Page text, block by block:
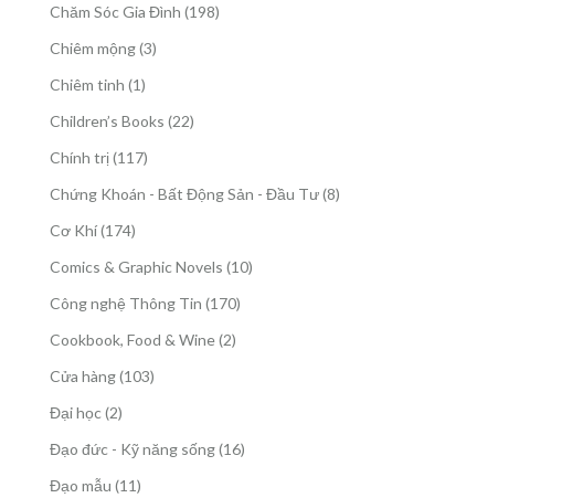
Chăm Sóc Gia Đình 198198
Chiêm mộng 33
Chiêm tinh 11
phẩm
Children’s Books 2222
Chính trị 117117
Chứng Khoán - Bất Động Sản - Đầu Tư 88
Cơ Khí 174174
phẩm
Comics & Graphic Novels 1010
Công nghệ Thông Tin 170170
Cookbook, Food & Wine 22
Cửa hàng 103103
Đại học 22
phẩm
Đạo đức - Kỹ năng sống 1616
Đạo mẫu 1111